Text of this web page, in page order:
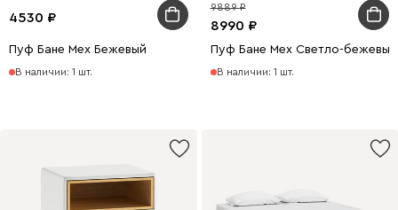
4530
Пуф Бане Мех Бежевый
В наличии: 1 шт.
8990
9889
Пуф Бане Мех Светло-бежевый
В наличии: 1 шт.